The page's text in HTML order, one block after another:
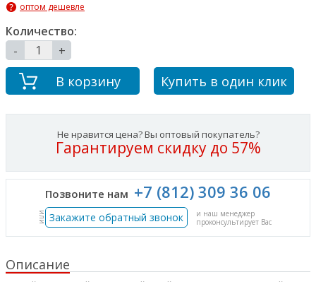
оптом дешевле
Количество:
-
+
В корзину Купить в один клик
Не нравится цена? Вы оптовый покупатель?
Гарантируем скидку до 57%
Позвоните нам +7 (812) 309 36 06
или Закажите обратный звонок
и наш менеджер
проконсультирует Вас
Описание